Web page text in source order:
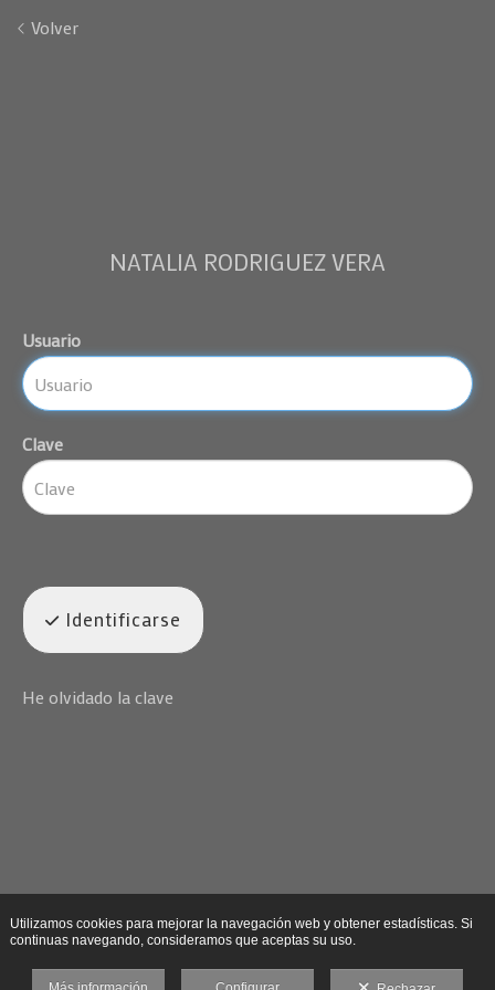
Volver
NATALIA RODRIGUEZ VERA
Usuario
Clave
Identificarse
He olvidado la clave
Utilizamos cookies para mejorar la navegación web y obtener estadísticas. Si
continuas navegando, consideramos que aceptas su uso.